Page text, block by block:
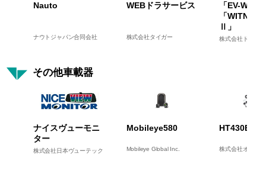
Nauto
ナウトジャパン合同会社
WEBドラサービス
株式会社タイガー
「EV-
「
Ⅱ」
株式会社ドライ
その他車載器
ナイスヴューモニ
ター
株式会社日本ヴューテック
Mobileye580
Mobileye Global Inc.
HT430BLE
株式会社オレン